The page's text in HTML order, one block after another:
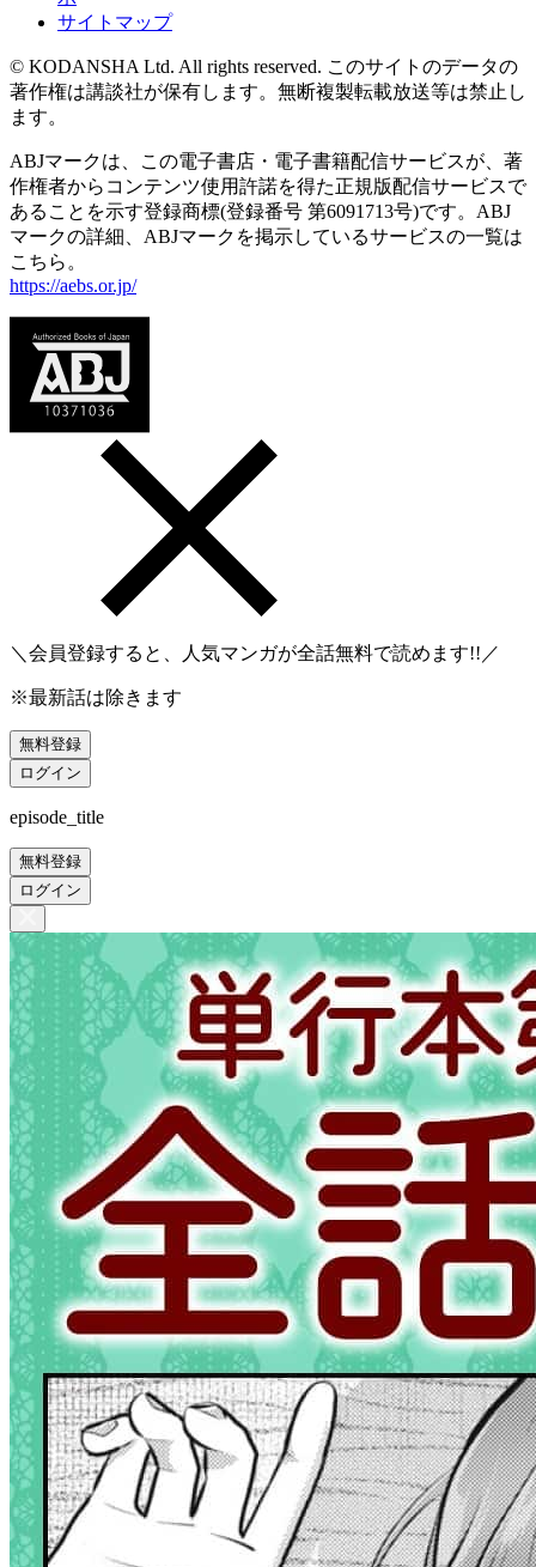
サイトマップ
© KODANSHA Ltd. All rights reserved. このサイトのデータの
著作権は講談社が保有します。無断複製転載放送等は禁止し
ます。
ABJマークは、この電子書店・電子書籍配信サービスが、著
作権者からコンテンツ使用許諾を得た正規版配信サービスで
あることを示す登録商標(登録番号 第6091713号)です。ABJ
マークの詳細、ABJマークを掲示しているサービスの一覧は
こちら。
https://aebs.or.jp/
＼会員登録すると、人気マンガが全話無料で読めます!!／
※最新話は除きます
無料登録
ログイン
episode_title
無料登録
ログイン